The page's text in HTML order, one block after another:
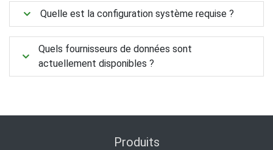
Quelle est la configuration système requise ?
Quels fournisseurs de données sont
actuellement disponibles ?
Produits